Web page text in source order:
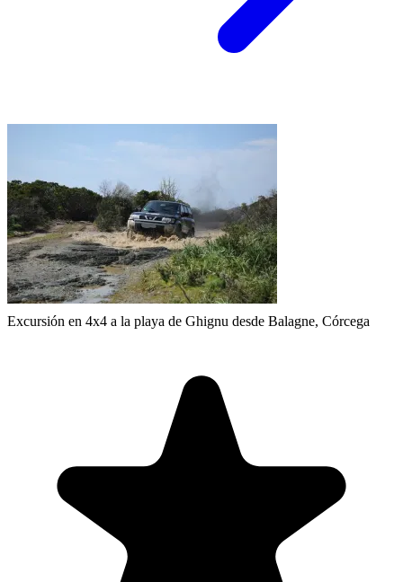
Excursión en 4x4 a la playa de Ghignu desde Balagne, Córcega